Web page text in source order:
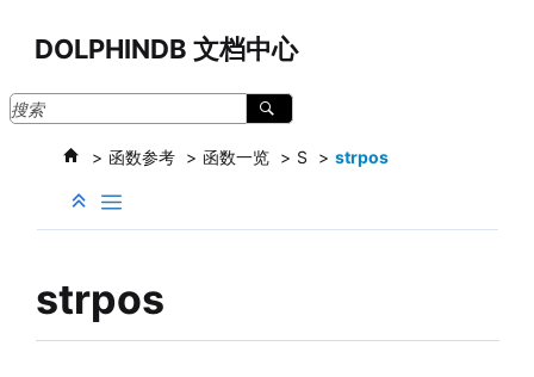
DOLPHINDB 文档中心
函数参考 函数一览 S strpos
strpos